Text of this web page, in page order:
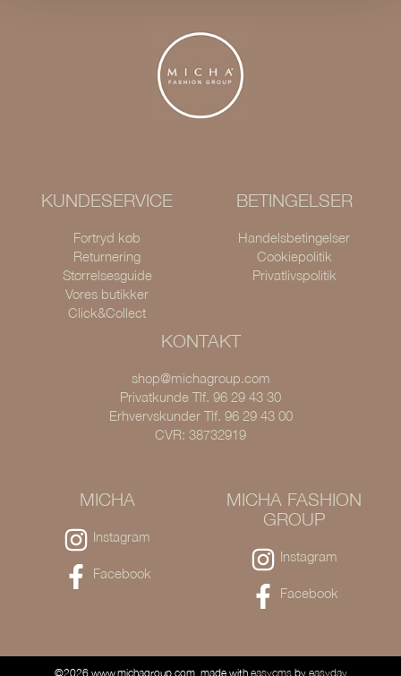
KUNDESERVICE
Fortryd køb
Returnering
Størrelsesguide
Vores butikker
Click&Collect
BETINGELSER
Handelsbetingelser
Cookiepolitik
Privatlivspolitik
KONTAKT
shop@michagroup.com
Privatkunde Tlf. 96 29 43 30
Erhvervskunder Tlf. 96 29 43 00
CVR: 38732919
MICHA
Instagram
Facebook
MICHA FASHION
GROUP
Instagram
Facebook
©2026 www.michagroup.com, made with easycmsby easyday